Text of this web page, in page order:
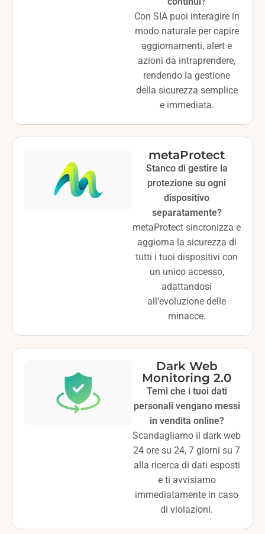
Con SIA puoi interagire in
modo naturale per capire
aggiornamenti, alert e
azioni da intraprendere,
rendendo la gestione
della sicurezza semplice
e immediata.
metaProtect
Stanco di gestire la
protezione su ogni
dispositivo
separatamente?
metaProtect sincronizza e
aggiorna la sicurezza di
tutti i tuoi dispositivi con
un unico accesso,
adattandosi
all'evoluzione delle
minacce.
Dark Web
Monitoring 2.0
Temi che i tuoi dati
personali vengano messi
in vendita online?
Scandagliamo il dark web
24 ore su 24, 7 giorni su 7
alla ricerca di dati esposti
e ti avvisiamo
immediatamente in caso
di violazioni.